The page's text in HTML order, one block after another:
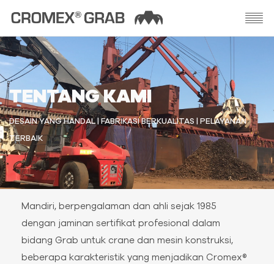
TENTANG KAMI
DESAIN YANG HANDAL | FABRIKASI BERKUALITAS | PELAYANAN
TERBAIK
Mandiri, berpengalaman dan ahli sejak 1985
dengan jaminan sertifikat profesional dalam
bidang Grab untuk crane dan mesin konstruksi,
beberapa karakteristik yang menjadikan Cromex®